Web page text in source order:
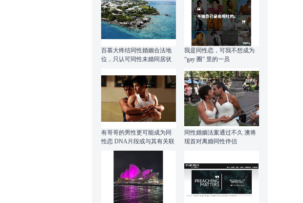
百慕大终结同性婚姻合法地
位，只认可同性未婚同居状
我是同性恋，可我不想成为
“gay 圈” 里的一员
有哥哥的男性更可能成为同
性恋 DNA片段或与其有关联
同性婚姻法案通过不久 澳将
现首对离婚同性伴侣